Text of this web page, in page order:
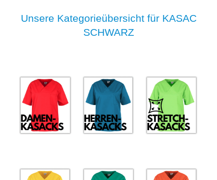
Unsere Kategorieübersicht für KASAC
SCHWARZ